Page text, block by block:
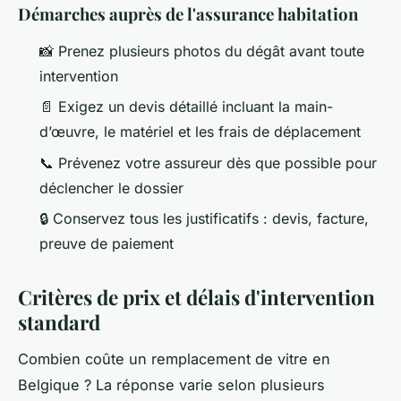
Démarches auprès de l'assurance habitation
📸 Prenez plusieurs photos du dégât avant toute
intervention
📄 Exigez un devis détaillé incluant la main-
d’œuvre, le matériel et les frais de déplacement
📞 Prévenez votre assureur dès que possible pour
déclencher le dossier
🔒 Conservez tous les justificatifs : devis, facture,
preuve de paiement
Critères de prix et délais d'intervention
standard
Combien coûte un remplacement de vitre en
Belgique ? La réponse varie selon plusieurs